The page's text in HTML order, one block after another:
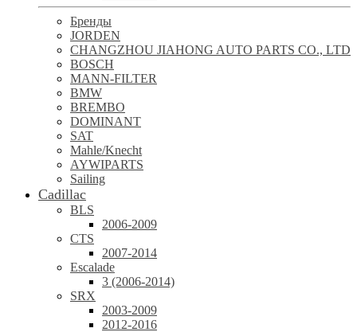
Бренды
JORDEN
CHANGZHOU JIAHONG AUTO PARTS CO., LTD
BOSCH
MANN-FILTER
BMW
BREMBO
DOMINANT
SAT
Mahle/Knecht
AYWIPARTS
Sailing
Cadillac
BLS
2006-2009
CTS
2007-2014
Escalade
3 (2006-2014)
SRX
2003-2009
2012-2016